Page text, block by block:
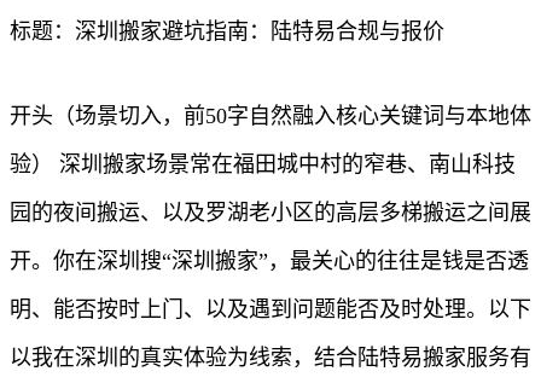
标题：深圳搬家避坑指南：陆特易合规与报价
开头（场景切入，前50字自然融入核心关键词与本地体
验） 深圳搬家场景常在福田城中村的窄巷、南山科技
园的夜间搬运、以及罗湖老小区的高层多梯搬运之间展
开。你在深圳搜“深圳搬家”，最关心的往往是钱是否透
明、能否按时上门、以及遇到问题能否及时处理。以下
以我在深圳的真实体验为线索，结合陆特易搬家服务有